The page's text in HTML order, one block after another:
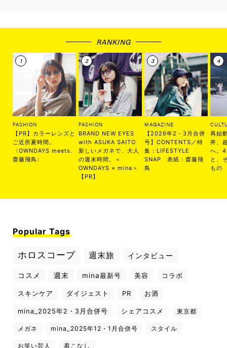
RANKING
FASHION
【PR】カラーレンズと
ご近所夏時間。
〈OWNDAYS meets.
齋藤飛鳥〉
FASHION
BRAND NEW EYES
with ASUKA SAITO
新しいメガネで、大人
の週末時間。＜
OWNDAYS × mina＞
【PR】
MAGAZINE
【2026年2・3月合併
号】CONTENTS／特
集：LIFESTYLE
SNAP 表紙：齋藤飛
鳥
再始
丼、
へ。
と、
もの
Popular Tags
ホロスコープ 週末旅 インタビュー
コスメ 週末 mina最新号 美容 コラボ
スキンケア ダイジェスト PR お酒
mina_2025年2・3月合併号 シェアコスメ 東京都
メガネ mina_2025年12・1月合併号 スタイル
お笑い芸人 着こなし